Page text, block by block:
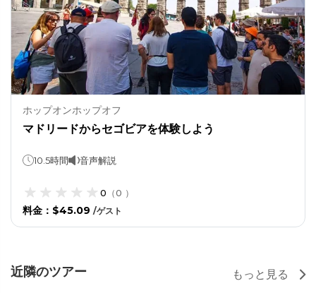
ホップオンホップオフ
マドリードからセゴビアを体験しよう
10.5時間 音声解説
0 （0 ）
料金 ： $45.09 /ゲスト
近隣のツアー もっと見る